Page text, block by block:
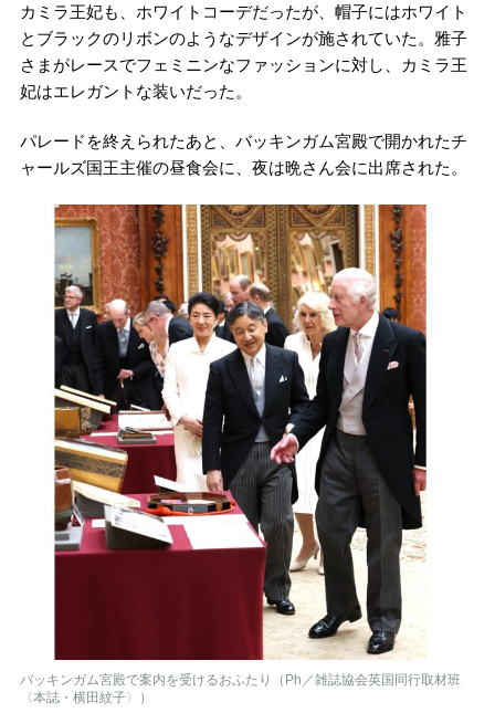
カミラ王妃も、ホワイトコーデだったが、帽子にはホワイト
とブラックのリボンのようなデザインが施されていた。雅子
さまがレースでフェミニンなファッションに対し、カミラ王
妃はエレガントな装いだった。
パレードを終えられたあと、バッキンガム宮殿で開かれたチ
ャールズ国王主催の昼食会に、夜は晩さん会に出席された。
バッキンガム宮殿で案内を受けるおふたり（Ph／雑誌協会英国同行取材班
〈本誌・横田紋子〉）